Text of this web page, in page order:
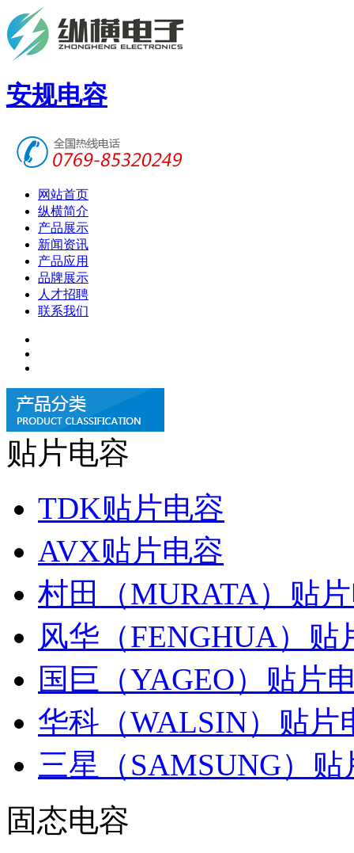
安规电容
网站首页
纵横简介
产品展示
新闻资讯
产品应用
品牌展示
人才招聘
联系我们
贴片电容
TDK贴片电容
AVX贴片电容
村田（MURATA）贴
风华（FENGHUA）贴
国巨（YAGEO）贴片
华科（WALSIN）贴片
三星（SAMSUNG）贴
固态电容